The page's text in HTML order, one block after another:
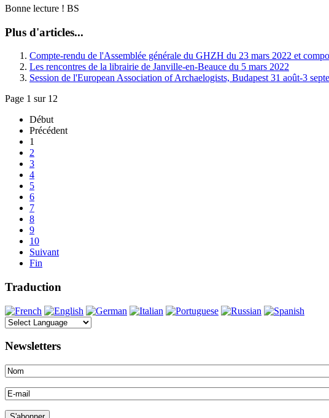
Bonne lecture ! BS
Plus d'articles...
Compte-rendu de l'Assemblée générale du GHZH du 23 mars 2022 et
Les rencontres de la librairie de Janville-en-Beauce du 5 mars 2022
Session de l'European Association of Archaelogists, Budapest 31 août-3
Page 1 sur 12
Début
Précédent
1
2
3
4
5
6
7
8
9
10
Suivant
Fin
Traduction
Newsletters